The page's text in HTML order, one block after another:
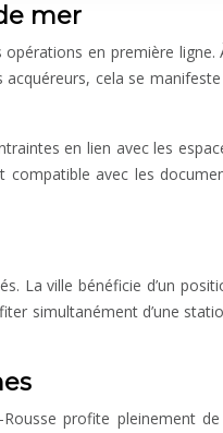
mer
en première ligne.
cela se
en lien avec les
avec les
La ville bénéficie d’un
simultanément d’une
profite pleinement